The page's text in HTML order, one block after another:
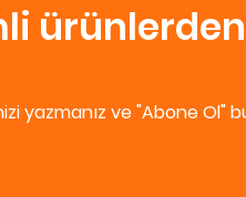
yazmanız ve "Abone Ol"